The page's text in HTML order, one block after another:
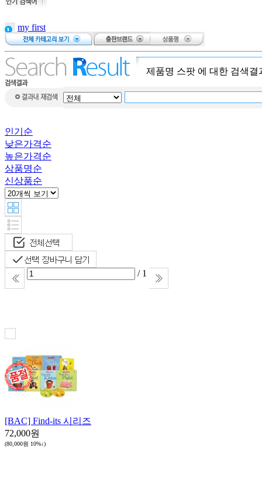
[공지] 쑥쑥몰 재오픈합니다.
[중고샵] 명절 편의점 택배 배송안내
[중고샵] 2019년 11월 무이자 할부 안내
my first
저니스
Baby touch
and
my first
dictionary
Fox the tiger
제품명 스팟 에 대한 검색
인기순
낮은가격순
높은가격순
상품명순
신상품순
/ 1
[BAC] Find-its 시리즈
72,000원
(80,000원 10%↓)